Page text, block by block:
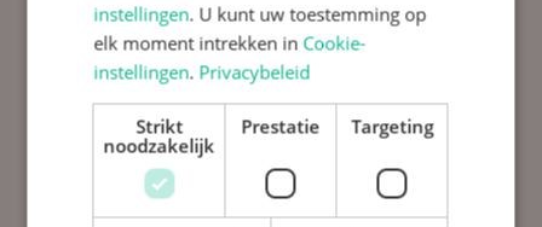
MGR Huibers.
Wanneer: elke maandag ochtend tussen 08.30
Waarover: opgroeien van uw kind of andere
vragen uit het gezin.
instellingen. U kunt uw toestemming op
elk moment intrekken in Cookie-
instellingen. Privacybeleid
Strikt
noodzakelijk
Prestatie Targeting